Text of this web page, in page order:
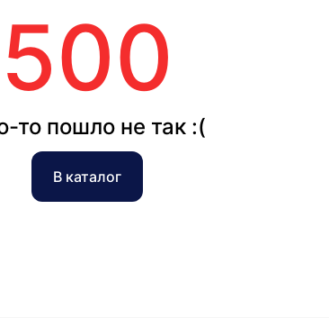
500
то пошло не так :(
В каталог